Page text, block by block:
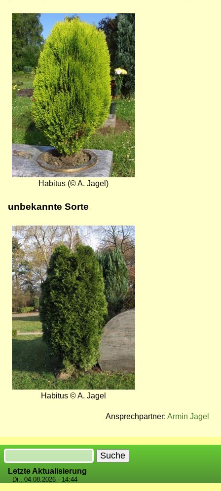
Bild
Habitus (© A. Jagel)
unbekannte Sorte
Bild
Habitus © A. Jagel
Ansprechpartner: Armin Jagel
Suche
Letzte Aktualisierung
Di., 04.08.2026 - 14:44